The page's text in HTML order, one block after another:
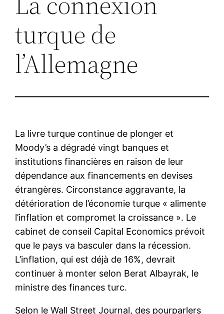
turque de
l’Allemagne
La livre turque continue de plonger et
Moody’s a dégradé vingt banques et
institutions financières en raison de leur
dépendance aux financements en devises
étrangères. Circonstance aggravante, la
détérioration de l’économie turque « alimente
l’inflation et compromet la croissance ». Le
cabinet de conseil Capital Economics prévoit
que le pays va basculer dans la récession.
L’inflation, qui est déjà de 16%, devrait
continuer à monter selon Berat Albayrak, le
ministre des finances turc.
Selon le Wall Street Journal, des pourparlers